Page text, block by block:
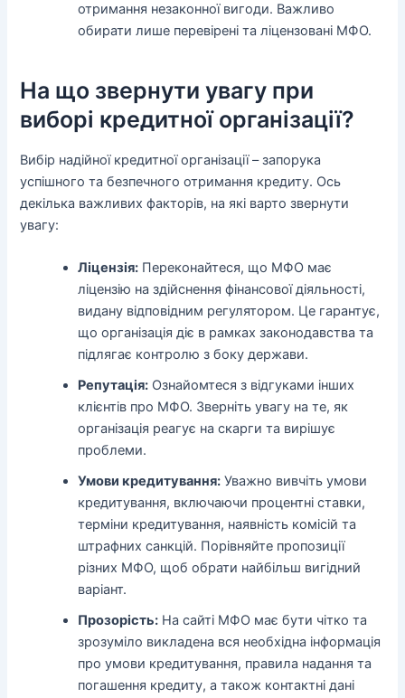
отримання незаконної вигоди. Важливо
обирати лише перевірені та ліцензовані МФО.
На що звернути увагу при
виборі кредитної організації?
Вибір надійної кредитної організації – запорука
успішного та безпечного отримання кредиту. Ось
декілька важливих факторів, на які варто звернути
увагу:
Ліцензія: Переконайтеся, що МФО має
ліцензію на здійснення фінансової діяльності,
видану відповідним регулятором. Це гарантує,
що організація діє в рамках законодавства та
підлягає контролю з боку держави.
Репутація: Ознайомтеся з відгуками інших
клієнтів про МФО. Зверніть увагу на те, як
організація реагує на скарги та вирішує
проблеми.
Умови кредитування: Уважно вивчіть умови
кредитування, включаючи процентні ставки,
терміни кредитування, наявність комісій та
штрафних санкцій. Порівняйте пропозиції
різних МФО, щоб обрати найбільш вигідний
варіант.
Прозорість: На сайті МФО має бути чітко та
зрозуміло викладена вся необхідна інформація
про умови кредитування, правила надання та
погашення кредиту, а також контактні дані